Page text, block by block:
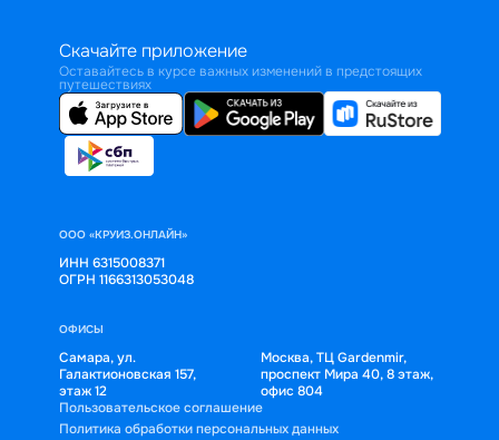
Скачайте приложение
Оставайтесь в курсе важных изменений в предстоящих
путешествиях
ООО «КРУИЗ.ОНЛАЙН»
ИНН 6315008371
ОГРН 1166313053048
ОФИСЫ
Самара, ул.
Галактионовская 157,
этаж 12
Москва, ТЦ Gardenmir,
проспект Мира 40, 8 этаж,
офис 804
Пользовательское соглашение
Политика обработки персональных данных